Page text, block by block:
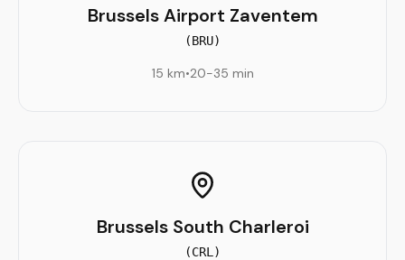
Brussels Airport Zaventem
(BRU)
15 km•20-35 min
Brussels South Charleroi
(CRL )